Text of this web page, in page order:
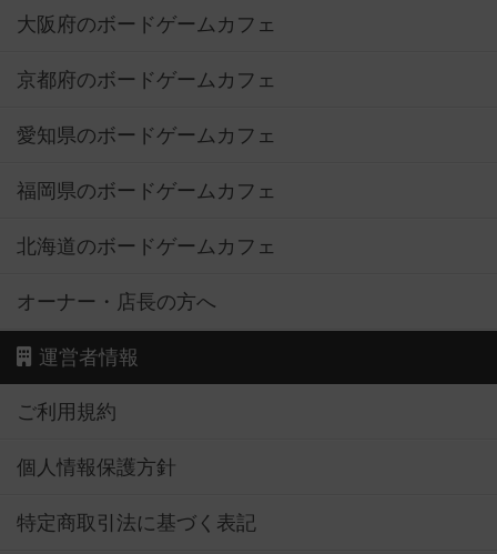
大阪府のボードゲームカフェ
京都府のボードゲームカフェ
愛知県のボードゲームカフェ
福岡県のボードゲームカフェ
北海道のボードゲームカフェ
オーナー・店長の方へ
運営者情報
ご利用規約
個人情報保護方針
特定商取引法に基づく表記